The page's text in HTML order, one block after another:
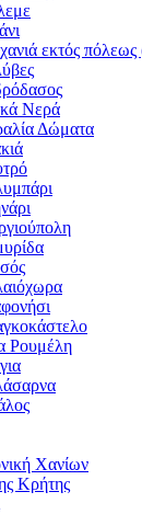
εκτός
Νερά
Δώματα
Ρουμέλη
Χανίων
Κρήτης